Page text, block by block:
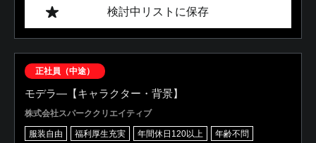
検討中リストに保存
正社員（中途）
モデラ―【キャラクター・背景】
株式会社スパーククリエイティブ
服装自由 福利厚生充実 年間休日120以上
年齢不問